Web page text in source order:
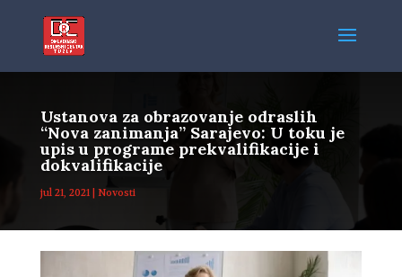
Ustanova za obrazovanje odraslih
“Nova zanimanja” Sarajevo: U toku je
upis u programe prekvalifikacije i
dokvalifikacije
jul 21, 2021| Novosti